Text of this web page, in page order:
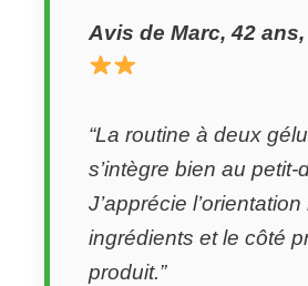
Avis de Marc, 42
“La routine à deux
s’intègre bien au petit-
J’apprécie
ingrédients et le côté
produit.”